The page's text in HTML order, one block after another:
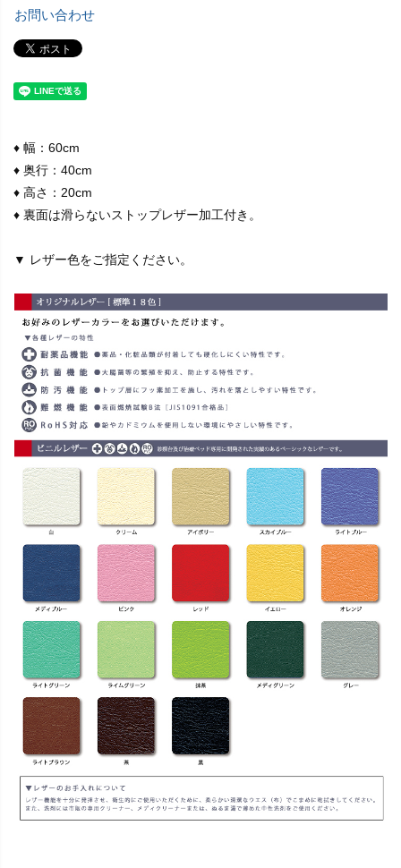
お問い合わせ
♦ 幅：60cm
♦ 奥行：40cm
♦ 高さ：20cm
♦ 裏面は滑らないストップレザー加工付き。
▼ レザー色をご指定ください。